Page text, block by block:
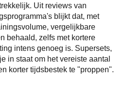
Uit reviews van
blijkt dat, met
vergelijkbare
behaald, zelfs met kortere
intens genoeg is. Supersets,
in staat om het vereiste aantal
korter tijdsbestek te "proppen".